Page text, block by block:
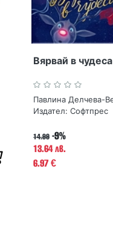
Вярвай в чудеса
Издател: Софтпрес
14.99 -9%
13.64 лв.
6.97€